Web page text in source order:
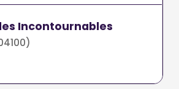
Incontournables